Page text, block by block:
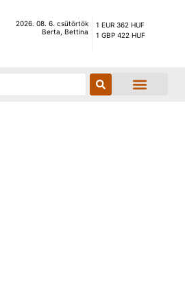
2026. 08. 6. csütörtök
Berta, Bettina
1 EUR 362 HUF
1 GBP 422 HUF